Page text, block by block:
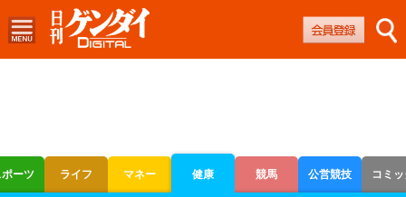
ーツ ライフ マネー 健康 競馬 公営競技 コミ